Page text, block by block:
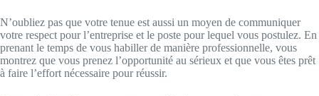
N’oubliez pas que votre tenue est aussi un moyen de communiquer
votre respect pour l’entreprise et le poste pour lequel vous postulez. En
prenant le temps de vous habiller de manière professionnelle, vous
montrez que vous prenez l’opportunité au sérieux et que vous êtes prêt
à faire l’effort nécessaire pour réussir.